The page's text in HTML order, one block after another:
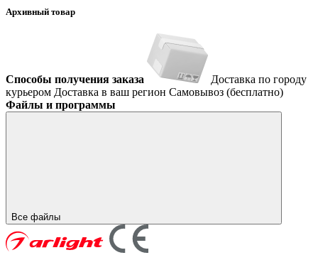
Архивный товар
Способы получения заказа
Доставка по городу
курьером Доставка в ваш регион Самовывоз (бесплатно)
Файлы и программы
Все файлы